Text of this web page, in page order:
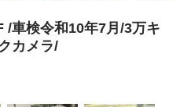
/車検令和10年7月/3万キ
カメラ/